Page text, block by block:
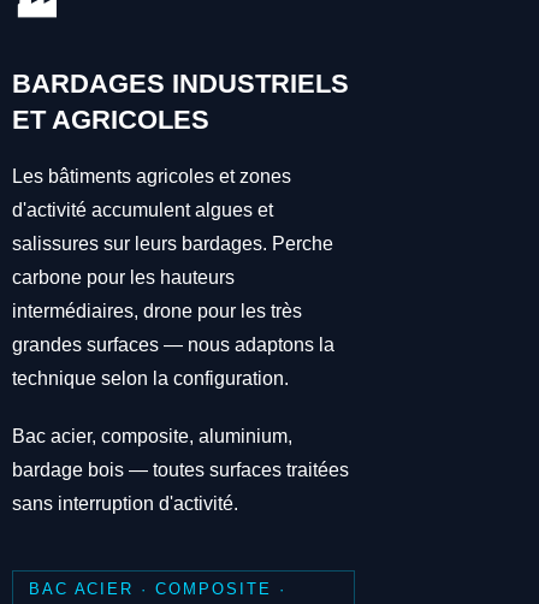
BARDAGES INDUSTRIELS
ET AGRICOLES
Les bâtiments agricoles et zones
d'activité accumulent algues et
salissures sur leurs bardages. Perche
carbone pour les hauteurs
intermédiaires, drone pour les très
grandes surfaces — nous adaptons la
technique selon la configuration.
Bac acier, composite, aluminium,
bardage bois — toutes surfaces traitées
sans interruption d'activité.
BAC ACIER · COMPOSITE ·